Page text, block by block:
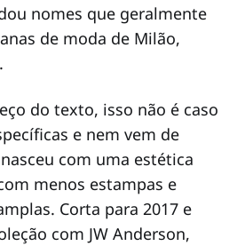
nomes que geralmente
de moda de Milão,
do texto, isso não é caso
e nem vem de
com uma estética
menos estampas e
Corta para 2017 e
com JW Anderson,